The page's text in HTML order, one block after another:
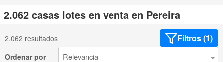
2.062 casas lotes en venta en Pereira
2.062 resultados Filtros (1)
Ordenar por